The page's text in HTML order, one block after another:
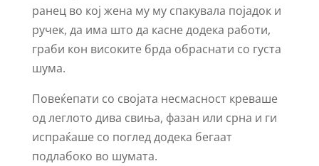
ранец во кој жена му му спакувала појадок и
ручек, да има што да касне додека работи,
граби кон високите брда обраснати со густа
шума.
Повеќепати со својата несмасност креваше
од леглото дива свиња, фазан или срна и ги
испраќаше со поглед додека бегаат
подлабоко во шумата.